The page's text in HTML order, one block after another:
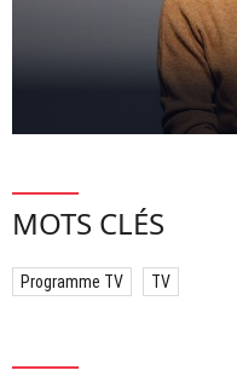
MOTS CLÉS
Programme TV TV